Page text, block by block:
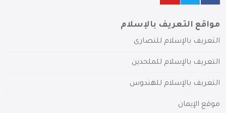
مواقع التعريف بالإسلام
التعريف بالإسلام للنصارى
التعريف بالإسلام للملحدين
التعريف بالإسلام للهندوس
موقع الإيمان